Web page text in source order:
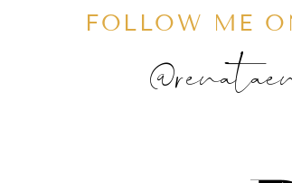
FOLLOW ME